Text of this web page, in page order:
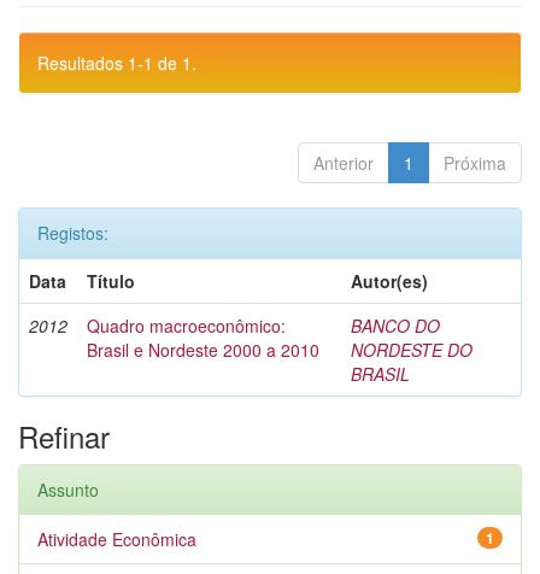
Resultados 1-1 de 1.
Anterior 1 Próxima
Registos:
Data
Título
Autor(es)
2012
Quadro macroeconômico:
Brasil e Nordeste 2000 a 2010
BANCO DO
NORDESTE DO
BRASIL
Refinar
Assunto
1
Atividade Econômica